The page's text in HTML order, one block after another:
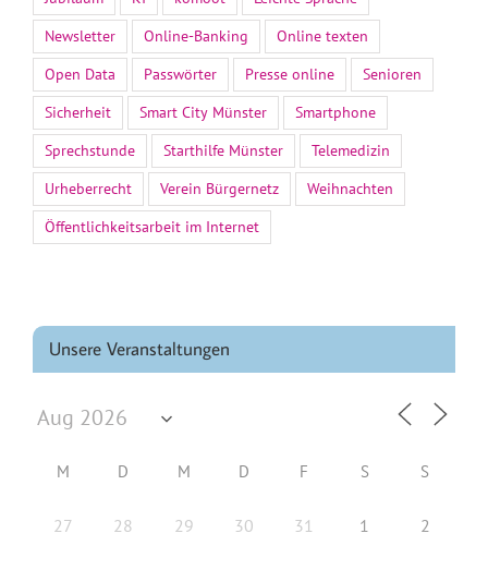
Unsere Veranstaltungen
M D M D F S S
27 28 29 30 31 1 2
Newsletter
Online-Banking
Online texten
Open Data
Passwörter Presse online
Senioren
Sicherheit
Smart City Münster
Smartphone
Sprechstunde
Starthilfe Münster
Telemedizin
Urheberrecht
Verein Bürgernetz
Weihnachten
Öffentlichkeitsarbeit im Internet